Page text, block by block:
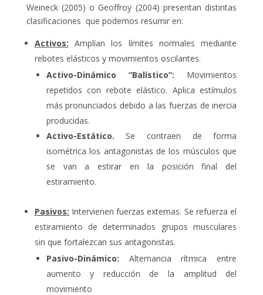
Weineck (2005) o Geoffroy (2004) presentan distintas
clasificaciones que podemos resumir en:
Activos: Amplían los límites normales mediante
rebotes elásticos y movimientos oscilantes.
Activo-Dinámico “Balístico”: Movimientos
repetidos con rebote elástico. Aplica estímulos
más pronunciados debido a las fuerzas de inercia
producidas.
Activo-Estático. Se contraen de forma
isométrica los antagonistas de los músculos que
se van a estirar en la posición final del
estiramiento.
Pasivos: Intervienen fuerzas externas. Se refuerza el
estiramiento de determinados grupos musculares
sin que fortalezcan sus antagonistas.
Pasivo-Dinámico: Alternancia rítmica entre
aumento y reducción de la amplitud del
movimiento